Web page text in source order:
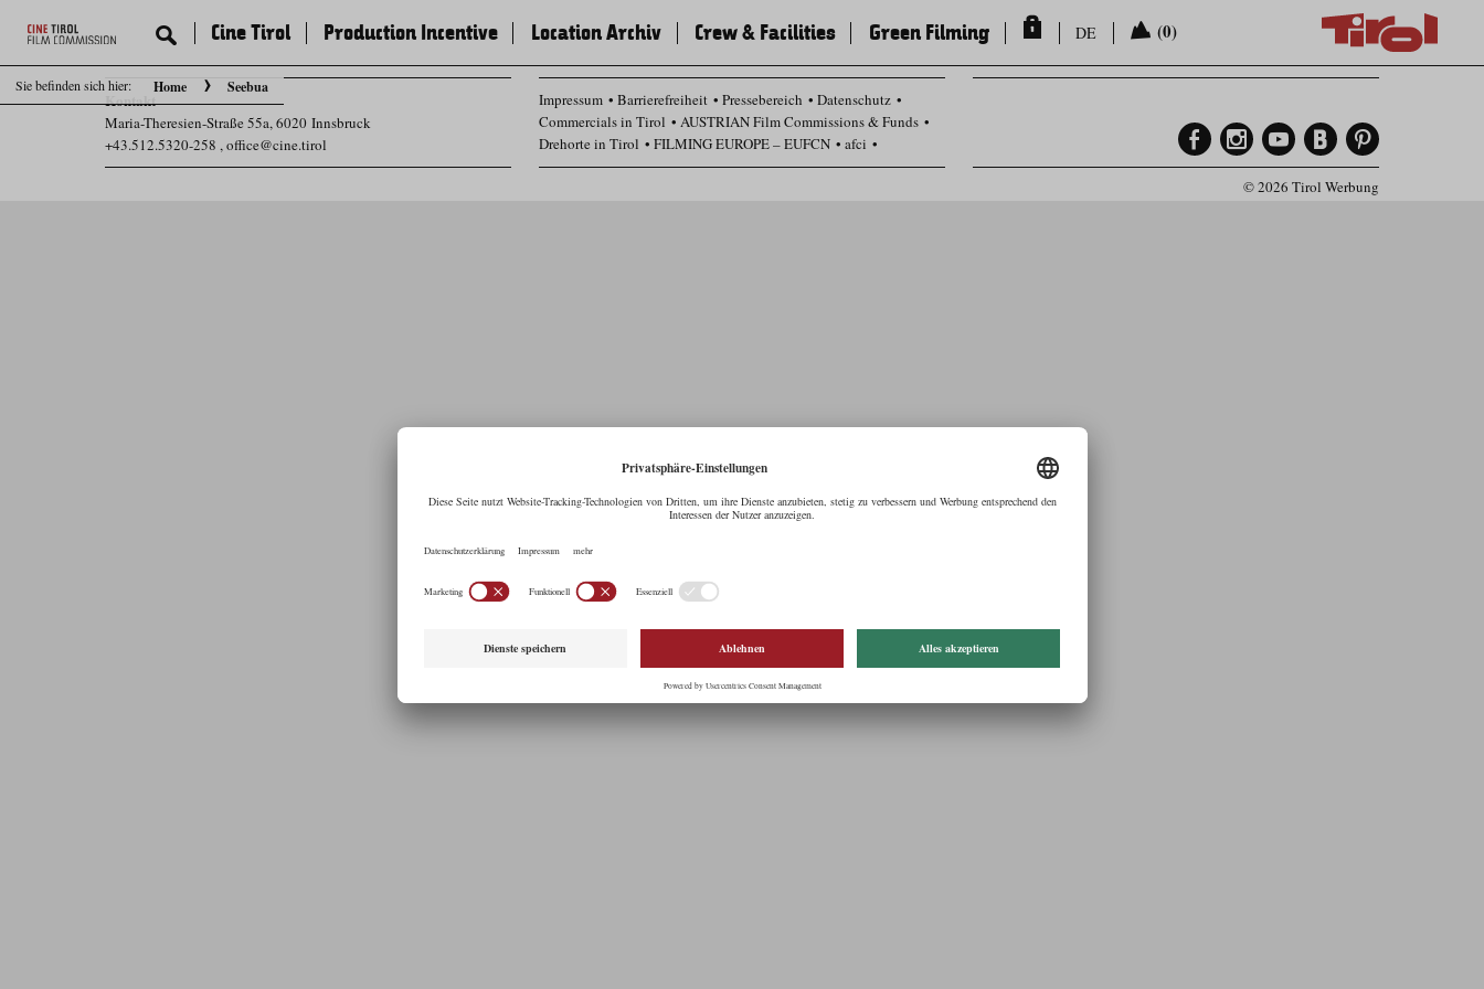
Sie befinden sich hier: Home Seebua
Cine Tirol Production Incentive Location Archiv Crew & Facilities Green Filming DE (0)
Kontakt
Maria-Theresien-Straße 55a, 6020 Innsbruck
+43.512.5320-258 ,office@cine.tirol
Impressum Barrierefreiheit Pressebereich
Datenschutz
Commercials in Tirol
AUSTRIAN Film Commissions & Funds
Drehorte in Tirol
FILMING EUROPE – EUFCN
afci
Datenschutz Einstellungen
© 2026 Tirol Werbung